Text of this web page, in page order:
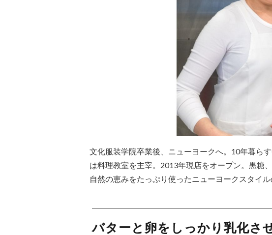
文化服装学院卒業後、ニューヨークへ。10年暮ら
は料理教室を主宰。2013年現店をオープン。黒糖
自然の恵みをたっぷり使ったニューヨークスタイル
バターと卵をしっかり乳化さ